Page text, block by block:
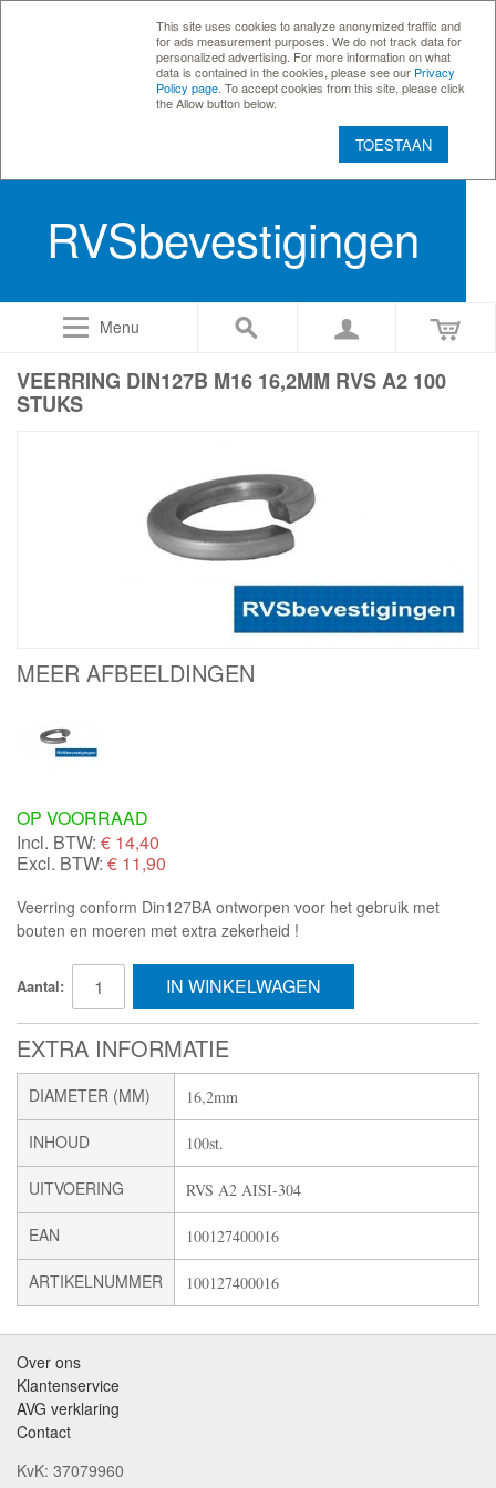
This site uses cookies to analyze anonymized traffic and
for ads measurement purposes. We do not track data for
personalized advertising. For more information on what
data is contained in the cookies, please see our Privacy
Policy page . To accept cookies from this site, please click
the Allow button below.
TOESTAAN
RVSbevestigingen
Menu
VEERRING DIN127B M16 16,2MM RVS A2 100
STUKS
MEER AFBEELDINGEN
OP VOORRAAD
Incl. BTW: € 14,40
Excl. BTW: € 11,90
Veerring conform Din127BA ontworpen voor het gebruik met
bouten en moeren met extra zekerheid !
Aantal: IN WINKELWAGEN
EXTRA INFORMATIE
DIAMETER (MM) 16,2mm
INHOUD 100st.
UITVOERING RVS A2 AISI-304
EAN 100127400016
ARTIKELNUMMER 100127400016
Over ons
Klantenservice
AVG verklaring
Contact
KvK: 37079960